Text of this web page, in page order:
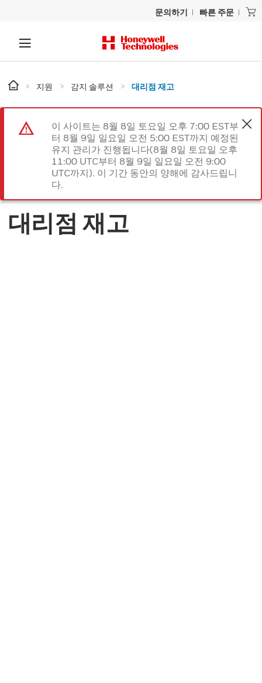
문의하기 빠른 주문
지원 감지 솔루션 대리점 재고
이 사이트는 8월 8일 토요일 오후 7:00 EST부
터 8월 9일 일요일 오전 5:00 EST까지 예정된
유지 관리가 진행됩니다(8월 8일 토요일 오후
11:00 UTC부터 8월 9일 일요일 오전 9:00
UTC까지). 이 기간 동안의 양해에 감사드립니
다.
대리점 재고